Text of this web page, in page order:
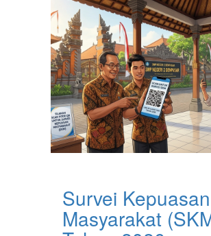
Survei Kepuasan
Masyarakat